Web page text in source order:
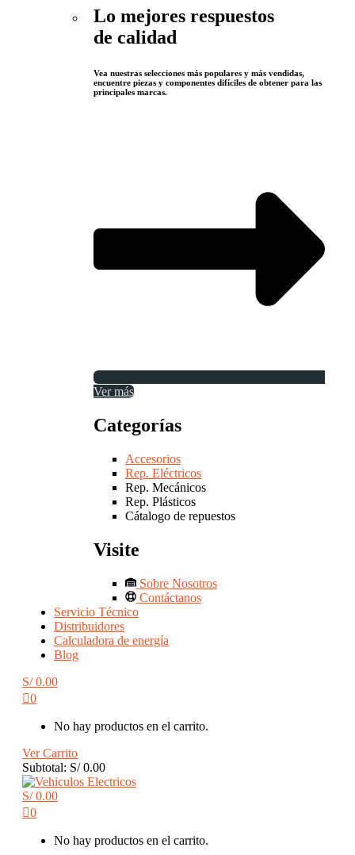
Lo mejores respuestos
de calidad
Vea nuestras selecciones más populares y más vendidas,
encuentre piezas y componentes difíciles de obtener para las
principales marcas.
Ver más
Categorías
Accesorios
Rep. Eléctricos
Rep. Mecánicos
Rep. Plásticos
Cátalogo de repuestos
Visite
Sobre Nosotros
Contáctanos
Servicio Técnico
Distribuidores
Calculadora de energía
Blog
S/0.00
0
No hay productos en el carrito.
Ver Carrito
Subtotal: S/0.00
S/0.00
0
No hay productos en el carrito.